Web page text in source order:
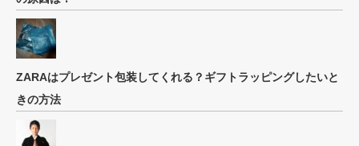
ZARAはプレゼント包装してくれる？ギフトラッピングしたいと
きの方法